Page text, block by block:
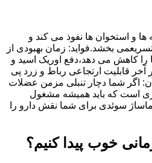
و استخوان ها نفوذ می کند و
بخشد.فواید: زمان بهبودی از
را کاهش می دهد،دفع اوریک اسید و
آخر قابلیت ارتجاعی رباط و زرد پی
آن: اگر شما دچار تنبلی مزمن عضلات
است که باید همیشه مشغول
سوئدی برای شما نقش دارو را
خوب پیدا کنیم؟